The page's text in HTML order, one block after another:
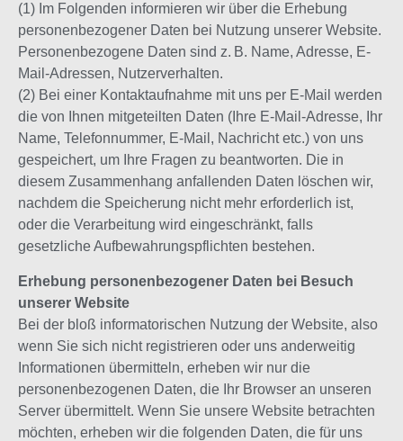
(1) Im Folgenden informieren wir über die Erhebung
personenbezogener Daten bei Nutzung unserer Website.
Personenbezogene Daten sind z. B. Name, Adresse, E-
Mail-Adressen, Nutzerverhalten.
(2) Bei einer Kontaktaufnahme mit uns per E-Mail werden
die von Ihnen mitgeteilten Daten (Ihre E-Mail-Adresse, Ihr
Name, Telefonnummer, E-Mail, Nachricht etc.) von uns
gespeichert, um Ihre Fragen zu beantworten. Die in
diesem Zusammenhang anfallenden Daten löschen wir,
nachdem die Speicherung nicht mehr erforderlich ist,
oder die Verarbeitung wird eingeschränkt, falls
gesetzliche Aufbewahrungspflichten bestehen.
Erhebung personenbezogener Daten bei Besuch
unserer Website
Bei der bloß informatorischen Nutzung der Website, also
wenn Sie sich nicht registrieren oder uns anderweitig
Informationen übermitteln, erheben wir nur die
personenbezogenen Daten, die Ihr Browser an unseren
Server übermittelt. Wenn Sie unsere Website betrachten
möchten, erheben wir die folgenden Daten, die für uns